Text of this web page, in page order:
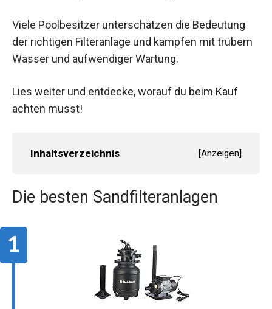
Viele Poolbesitzer unterschätzen die Bedeutung
der richtigen Filteranlage und kämpfen mit trübem
Wasser und aufwendiger Wartung.
Lies weiter und entdecke, worauf du beim Kauf
achten musst!
Inhaltsverzeichnis [Anzeigen]
Die besten Sandfilteranlagen